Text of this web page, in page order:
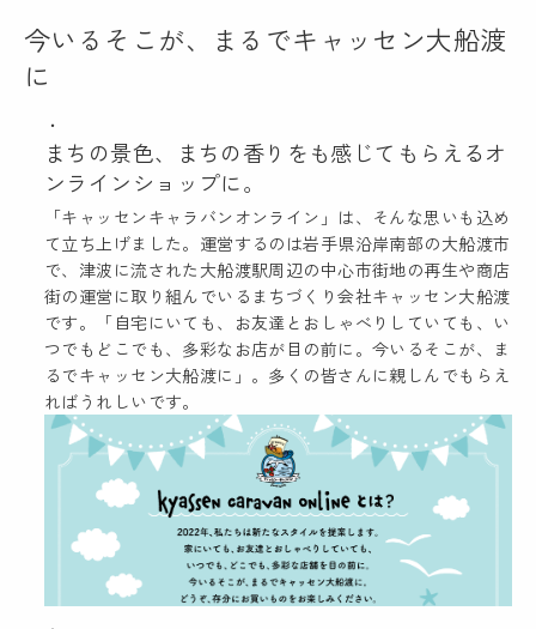
今いるそこが、まるでキャッセン大船渡
に
まちの景色、まちの香りをも感じてもらえるオ
ンラインショップに。
「キャッセンキャラバンオンライン」は、そんな思いも込め
て立ち上げました。運営するのは岩手県沿岸南部の大船渡市
で、津波に流された大船渡駅周辺の中心市街地の再生や商店
街の運営に取り組んでいるまちづくり会社キャッセン大船渡
です。「自宅にいても、お友達とおしゃべりしていても、い
つでもどこでも、多彩なお店が目の前に。今いるそこが、ま
るでキャッセン大船渡に」。多くの皆さんに親しんでもらえ
ればうれしいです。